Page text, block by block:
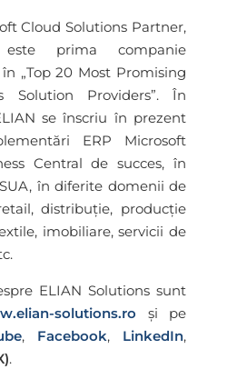
Cloud Solutions Partner,
este prima companie
„Top 20 Most Promising
Solution Providers”. În
se înscriu în prezent
ERP Microsoft
Central de succes, în
în diferite domenii de
distribuție, producție
imobiliare, servicii de
ELIAN Solutions sunt
solutions.ro și pe
, Facebook, LinkedIn,
.